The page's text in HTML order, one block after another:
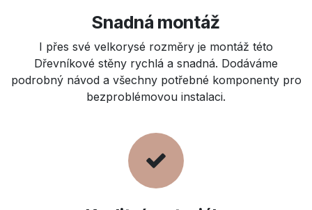
Snadná montáž
I přes své velkorysé rozměry je montáž této
Dřevníkové stěny rychlá a snadná. Dodáváme
podrobný návod a všechny potřebné komponenty pro
bezproblémovou instalaci.